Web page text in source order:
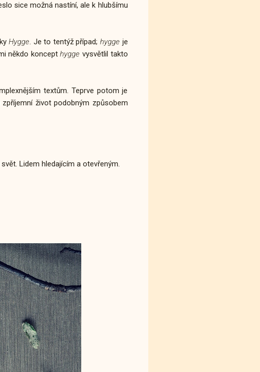
sice možná nastíní, ale k hlubšímu
Hygge. Je to tentýž případ; hygge je
někdo koncepthygge vysvětlil takto
textům. Teprve potom je
život podobným způsobem
Lidem hledajícím a otevřeným.